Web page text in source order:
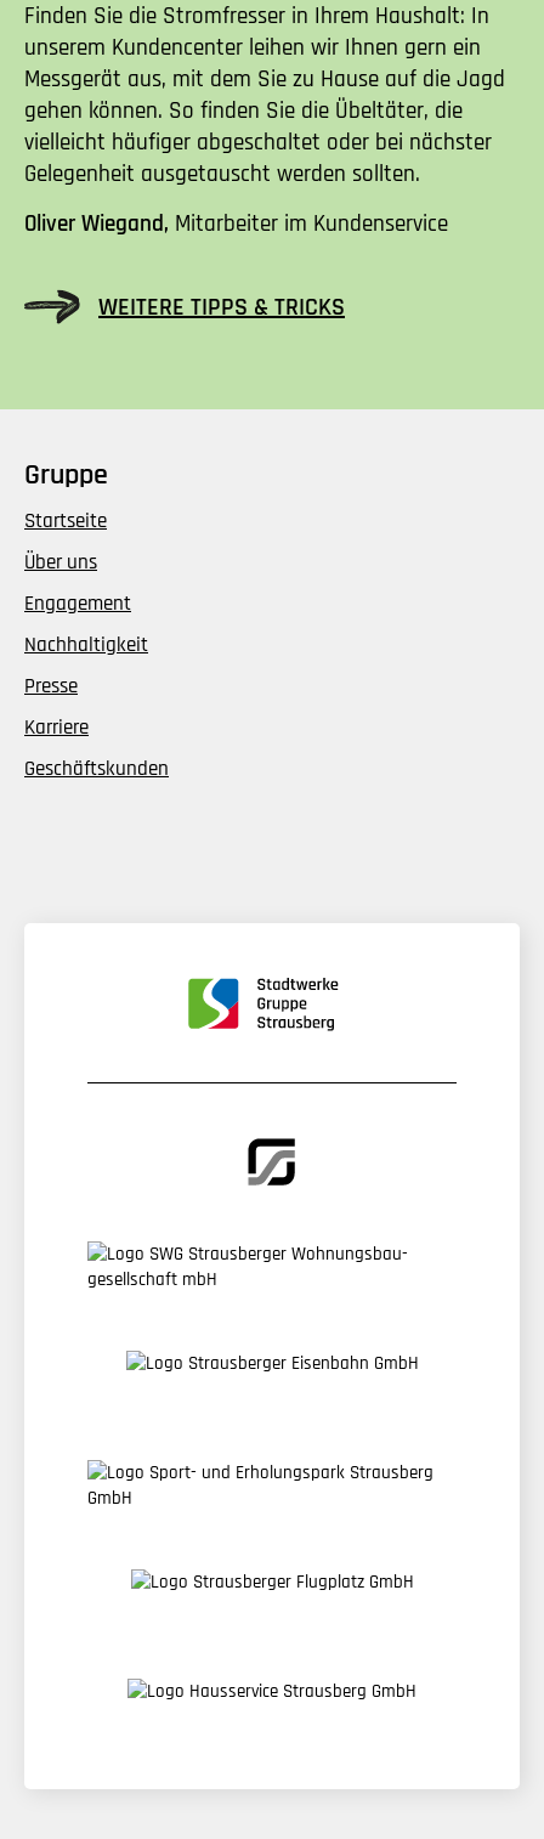
Finden Sie die Stromfresser in Ihrem Haushalt: In
unserem Kundencenter leihen wir Ihnen gern ein
Messgerät aus, mit dem Sie zu Hause auf die Jagd
gehen können. So finden Sie die Übeltäter, die
vielleicht häufiger abgeschaltet oder bei nächster
Gelegenheit ausgetauscht werden sollten.
Oliver Wiegand, Mitarbeiter im Kundenservice
WEITERE TIPPS & TRICKS
Gruppe
Startseite
Über uns
Engagement
Nachhaltigkeit
Presse
Karriere
Geschäftskunden